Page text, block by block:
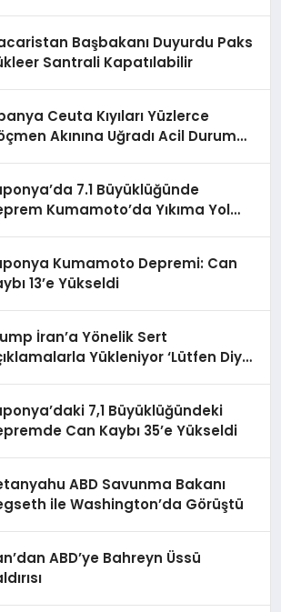
Başbakanı Duyurdu Paks
Santrali Kapatılabilir
Ceuta Kıyıları Yüzlerce
Akınına Uğradı Acil Durum
7.1 Büyüklüğünde
Kumamoto’da Yıkıma Yol
Kumamoto Depremi: Can
13’e Yükseldi
İran’a Yönelik Sert
Yükleniyor ‘Lütfen Diye
7,1 Büyüklüğündeki
Can Kaybı 35’e Yükseldi
ABD Savunma Bakanı
ile Washington’da Görüştü
ABD’ye Bahreyn Üssü